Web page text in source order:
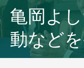
亀岡よ
動など